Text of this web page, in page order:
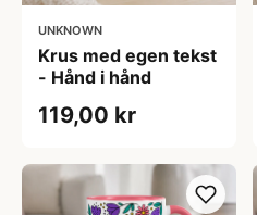
UNKNOWN
Krus med egen tekst
- Hånd i hånd
119,00 kr